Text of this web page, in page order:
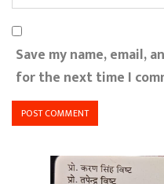
Save my name, email,
for the next time I